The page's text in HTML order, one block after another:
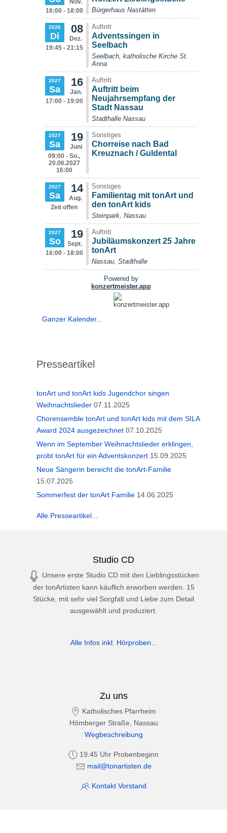
Ganzer Kalender...
Presseartikel
tonArt und tonArt kids Jugendchor singen
Weihnachtslieder 07.11.2025
Chorensemble tonArt und tonArt kids mit dem SILA
Award 2024 ausgezeichnet 07.10.2025
Wenn im September Weihnachtslieder erklingen,
probt tonArt für ein Adventskonzert 15.09.2025
Neue Sängerin bereicht die tonArt-Familie
15.07.2025
Sommerfest der tonArt Familie 14.06.2025
Alle Presseartikel...
Studio CD
Unsere erste Studio CD mit den Lieblingsstücken
der tonArtisten kann käuflich erworben werden. 15
Stücke, mit sehr viel Sorgfalt und Liebe zum Detail
ausgewählt und produziert.
Alle Infos inkl. Hörproben...
Zu uns
Katholisches Pfarrheim
Hömberger Straße, Nassau
Wegbeschreibung
19:45 Uhr Probenbeginn
mail@tonartisten.de
Kontakt Vorstand